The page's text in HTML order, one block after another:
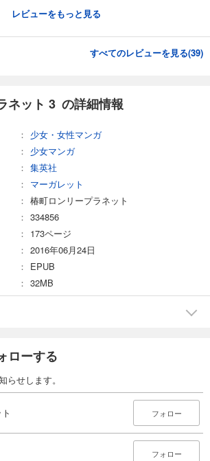
レビューをもっと見る
すべてのレビューを見る(39)
ネット 3 の詳細情報
少女・女性マンガ
少女マンガ
集英社
マーガレット
椿町ロンリープラネット
334856
173ページ
2016年06月24日
EPUB
32MB
ローする
らせします。
フォロー
フォロー